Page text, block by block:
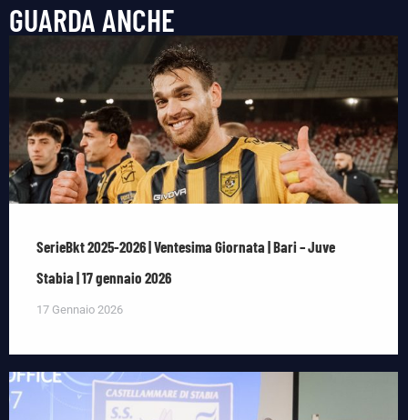
GUARDA ANCHE
SerieBkt 2025-2026 | Ventesima Giornata | Bari – Juve
Stabia | 17 gennaio 2026
17 Gennaio 2026